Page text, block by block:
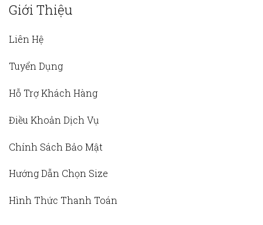
Giới Thiệu
Liên Hệ
Tuyển Dụng
Hỗ Trợ Khách Hàng
Điều Khoản Dịch Vụ
Chính Sách Bảo Mật
Hướng Dẫn Chọn Size
Hình Thức Thanh Toán